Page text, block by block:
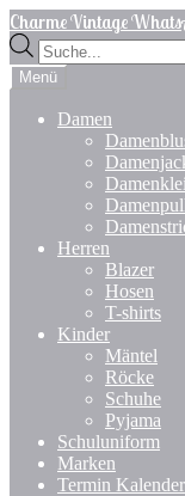
Zur
Navigation
springen
Zum
Inhalt
springen
Charme Vintage
Products
search
Menü
Damen
Herren
Blazer
Hosen
T-shirts
Kinder
Mäntel
Röcke
Schuhe
Pyjama
Schuluniform
Marken
Termin Kalender